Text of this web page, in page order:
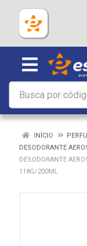
INÍCIO
DESODORANTE
DESODORANTE
118G/200ML